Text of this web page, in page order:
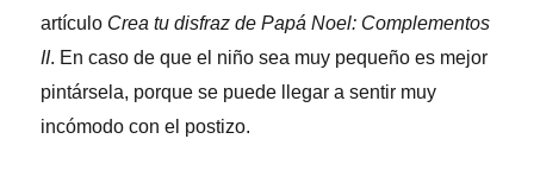
artículo Crea tu disfraz de Papá Noel: Complementos
II. En caso de que el niño sea muy pequeño es mejor
pintársela, porque se puede llegar a sentir muy
incómodo con el postizo.